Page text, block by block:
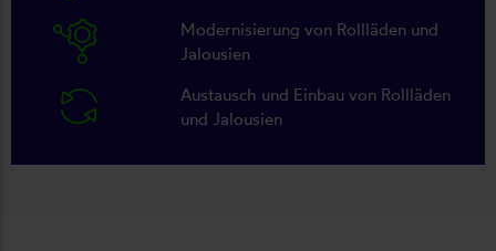
Modernisierung von Rollläden und
Jalousien
Austausch und Einbau von Rollläden
und Jalousien